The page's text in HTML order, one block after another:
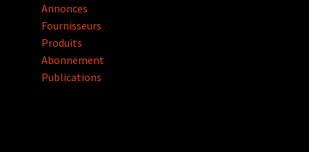
Annonces
Fournisseurs
Produits
Abonnement
Publications